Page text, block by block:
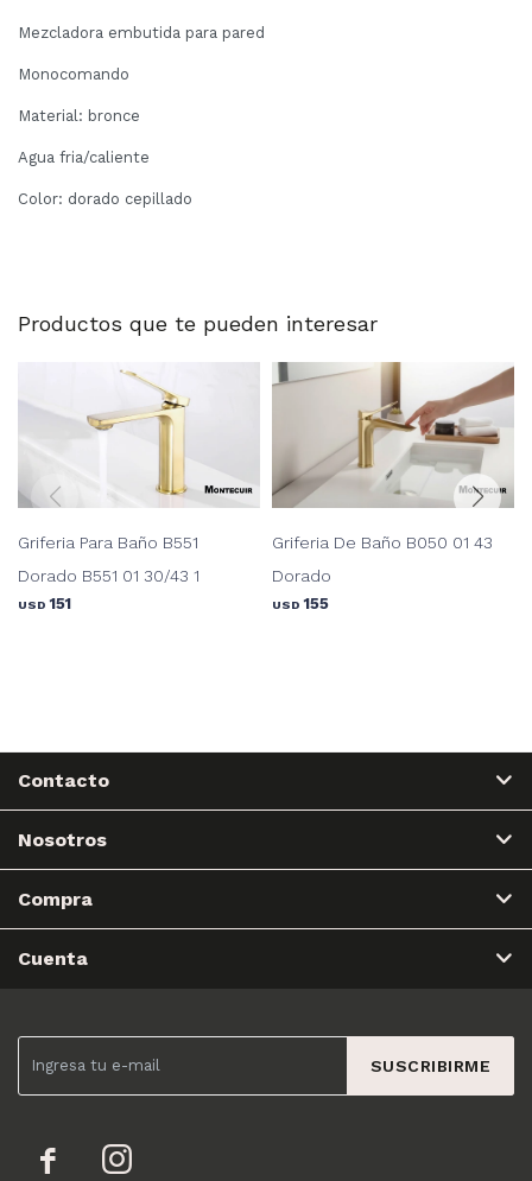
Mezcladora embutida para pared
Monocomando
Material: bronce
Agua fria/caliente
Color: dorado cepillado
Productos que te pueden interesar
Griferia Para Baño B551
Dorado B551 01 30/43 1
USD 151
Griferia De Baño B050 01 43
Dorado
USD 155
SUSCRIBIRME
 
Contacto
Nosotros
Compra
Cuenta